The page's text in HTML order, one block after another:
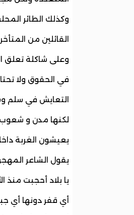
وكذلك الطائر
القائلين من
وعلى شاكلة تعلق
في الحقوق ولا
التعايش في سلم
لكنها مدن و شعوب
يعيشون الغربة
يقول الشاعر
يا بلاد أحجبت منذ
أي قفر دونها أي